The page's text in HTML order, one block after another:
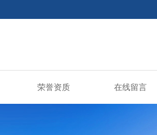
荣誉资质 在线留言